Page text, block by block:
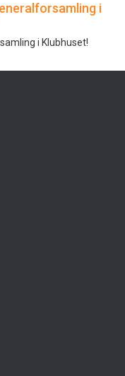
i
i Klubhuset!